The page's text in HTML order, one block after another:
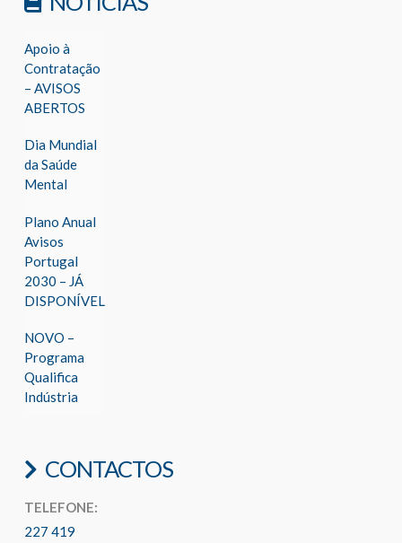
Apoio à
Contratação
– AVISOS
ABERTOS
Dia Mundial
da Saúde
Mental
Plano Anual
Avisos
Portugal
2030 – JÁ
DISPONÍVEL
NOVO –
Programa
Qualifica
Indústria
CONTACTOS
TELEFONE:
227 419